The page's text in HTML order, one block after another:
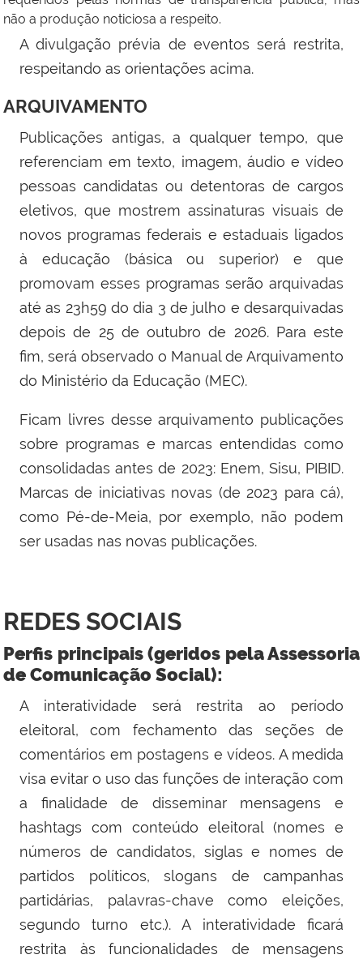
não a produção noticiosa a respeito.
A divulgação prévia de eventos será restrita,
respeitando as orientações acima.
ARQUIVAMENTO
Publicações antigas, a qualquer tempo, que
referenciam em texto, imagem, áudio e vídeo
pessoas candidatas ou detentoras de cargos
eletivos, que mostrem assinaturas visuais de
novos programas federais e estaduais ligados
à educação (básica ou superior) e que
promovam esses programas serão arquivadas
até as 23h59 do dia 3 de julho e desarquivadas
depois de 25 de outubro de 2026. Para este
fim, será observado o Manual de Arquivamento
do Ministério da Educação (MEC).
Ficam livres desse arquivamento publicações
sobre programas e marcas entendidas como
consolidadas antes de 2023: Enem, Sisu, PIBID.
Marcas de iniciativas novas (de 2023 para cá),
como Pé-de-Meia, por exemplo, não podem
ser usadas nas novas publicações.
REDES SOCIAIS
Perfis principais (geridos pela Assessoria
de Comunicação Social):
A interatividade será restrita ao período
eleitoral, com fechamento das seções de
comentários em postagens e vídeos. A medida
visa evitar o uso das funções de interação com
a finalidade de disseminar mensagens e
hashtags com conteúdo eleitoral (nomes e
números de candidatos, siglas e nomes de
partidos políticos, slogans de campanhas
partidárias, palavras-chave como eleições,
segundo turno etc.). A interatividade ficará
restrita às funcionalidades de mensagens